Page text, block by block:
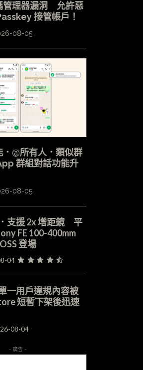
管理器漏洞 允許惡
接管帳戶！
08-05
@所有人．類似群
群組對話功能升
08-05
支援 2x 增距鏡 平
FE 100-400mm
登場
04
一用戶違規內容被
短暫下架後迅速
08-04
- 廣告 -